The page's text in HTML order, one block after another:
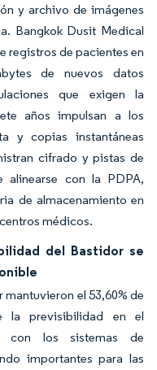
y archivo de imágenes
Bangkok Dusit Medical
registros de pacientes en
de nuevos datos
que exigen la
años impulsan a los
y copias instantáneas
cifrado y pistas de
con la PDPA,
de almacenamiento en
médicos.
del Bastidor se
el 53,60% de
la previsibilidad en el
con los sistemas de
importantes para las